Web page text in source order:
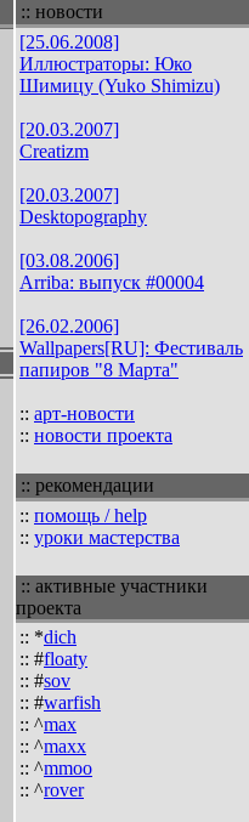
:: новости
[25.06.2008]
Иллюстраторы: Юко
Шимицу (Yuko Shimizu)
[20.03.2007]
Creatizm
[20.03.2007]
Desktopography
[03.08.2006]
Arriba: выпуск #00004
[26.02.2006]
Wallpapers[RU]: Фестиваль
папиров "8 Марта"
:: арт-новости
:: новости проекта
:: рекомендации
:: помощь / help
:: уроки мастерства
:: активные участники
проекта
:: *dich
:: #floaty
:: #sov
:: #warfish
:: ^max
:: ^maxx
:: ^mmoo
:: ^rover